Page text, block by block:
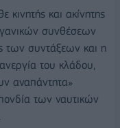
και ακίνητης
συνθέσεων
των συντάξεων και η
του κλάδου,
αναπάντητα»
των ναυτικών